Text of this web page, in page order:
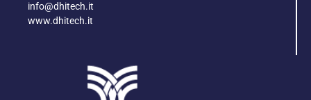
info@dhitech.it
www.dhitech.it